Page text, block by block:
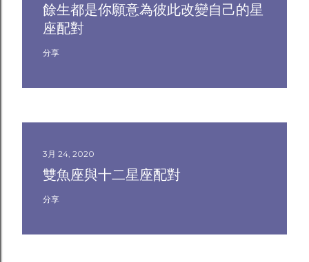
餘生都是你願意為彼此改變自己的星
座配對
分享
3月 24, 2020
雙魚座與十二星座配對
分享